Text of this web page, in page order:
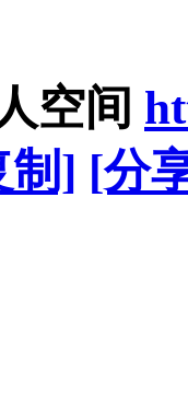
空间
制] [分